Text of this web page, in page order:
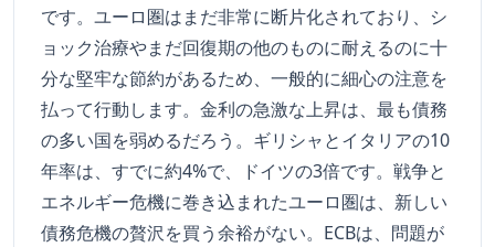
です。ユーロ圏はまだ非常に断片化されており、シ
ョック治療やまだ回復期の他のものに耐えるのに十
分な堅牢な節約があるため、一般的に細心の注意を
払って行動します。金利の急激な上昇は、最も債務
の多い国を弱めるだろう。ギリシャとイタリアの10
年率は、すでに約4%で、ドイツの3倍です。戦争と
エネルギー危機に巻き込まれたユーロ圏は、新しい
債務危機の贅沢を買う余裕がない。ECBは、問題が